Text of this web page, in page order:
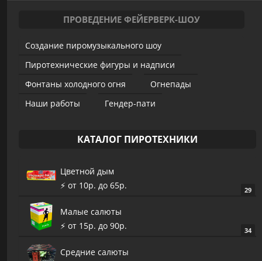
ПРОВЕДЕНИЕ ФЕЙЕРВЕРК-ШОУ
Создание пиромузыкального шоу
Пиротехнические фигуры и надписи
Фонтаны холодного огня
Огнепады
Наши работы
Гендер-пати
КАТАЛОГ ПИРОТЕХНИКИ
Цветной дым
⚡️ от 10р. до 65р.
29
Малые салюты
⚡️ от 15р. до 90р.
34
Средние салюты